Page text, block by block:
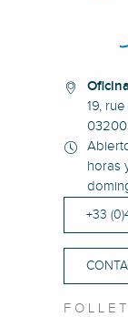
19,
horas
+33